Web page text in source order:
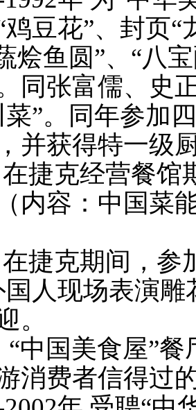
豆花”、封页“
烩鱼圆”、“八
同张富儒、史
菜”。同年参加
并获得特一级
捷克经营餐馆
内容：中国菜
捷克期间，参
国人现场表演
。
中国美食屋”餐
消费者信得过